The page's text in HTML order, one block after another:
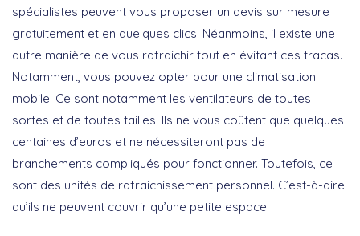
spécialistes peuvent vous proposer un devis sur mesure
gratuitement et en quelques clics. Néanmoins, il existe une
autre manière de vous rafraichir tout en évitant ces tracas.
Notamment, vous pouvez opter pour une climatisation
mobile. Ce sont notamment les ventilateurs de toutes
sortes et de toutes tailles. Ils ne vous coûtent que quelques
centaines d’euros et ne nécessiteront pas de
branchements compliqués pour fonctionner. Toutefois, ce
sont des unités de rafraichissement personnel. C’est-à-dire
qu’ils ne peuvent couvrir qu’une petite espace.